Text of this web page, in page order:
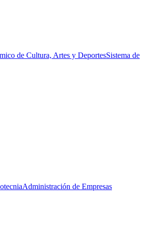
de Cultura, Artes y DeportesSistema de
Administración de Empresas